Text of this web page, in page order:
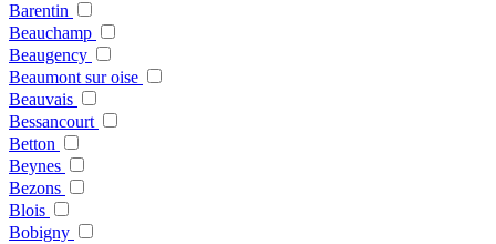
Barentin
Beauchamp
Beaugency
Beaumont sur oise
Beauvais
Bessancourt
Betton
Beynes
Bezons
Blois
Bobigny